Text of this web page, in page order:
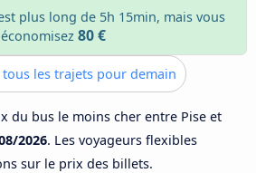
plus long de 5h 15min, mais vous
économisez 80 €
les trajets pour demain
du bus le moins cher entre Pise et
2026. Les voyageurs flexibles
sur le prix des billets.